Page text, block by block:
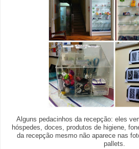
Alguns pedacinhos da recepção: eles
hóspedes, doces, produtos de higiene,
da recepção mesmo não aparece nas
pallets.